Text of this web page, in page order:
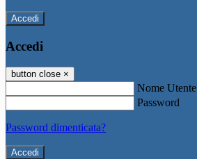
Accedi
Accedi
button close ×
Nome Utente
Password
Password dimenticata?